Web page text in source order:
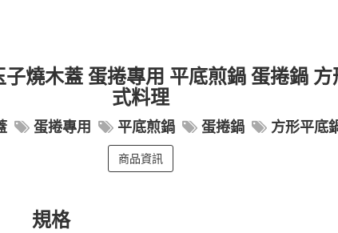
燒木蓋 蛋捲專用 平底煎鍋 蛋捲鍋 方
式料理
蛋捲專用 平底煎鍋 蛋捲鍋 方形平底
商品資訊
規格